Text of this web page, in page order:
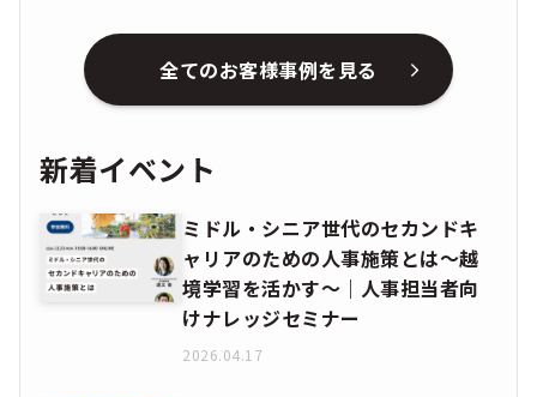
全てのお客様事例を見る
新着イベント
ミドル・シニア世代のセカンドキ
ャリアのための人事施策とは〜越
境学習を活かす〜｜人事担当者向
けナレッジセミナー
2026.04.17